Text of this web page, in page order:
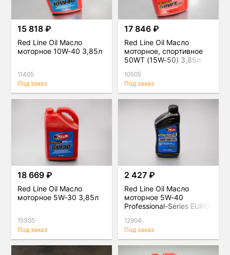
15 818 ₽
Red Line Oil Масло
моторное 10W-40 3,85л
11405
Под заказ
17 846 ₽
Red Line Oil Масло
моторное, спортивное
50WT (15W-50) 3,85л
10505
Под заказ
18 669 ₽
Red Line Oil Масло
моторное 5W-30 3,85л
15305
Под заказ
2 427 ₽
Red Line Oil Масло
моторное 5W-40
Professional-Series EURO
12904
Под заказ